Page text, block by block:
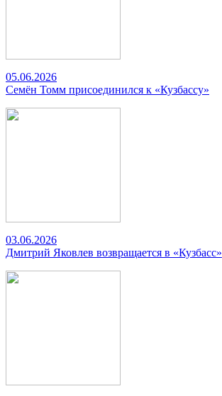
05.06.2026
Семён Томм присоединился к «Кузбассу»
03.06.2026
Дмитрий Яковлев возвращается в «Кузбасс»